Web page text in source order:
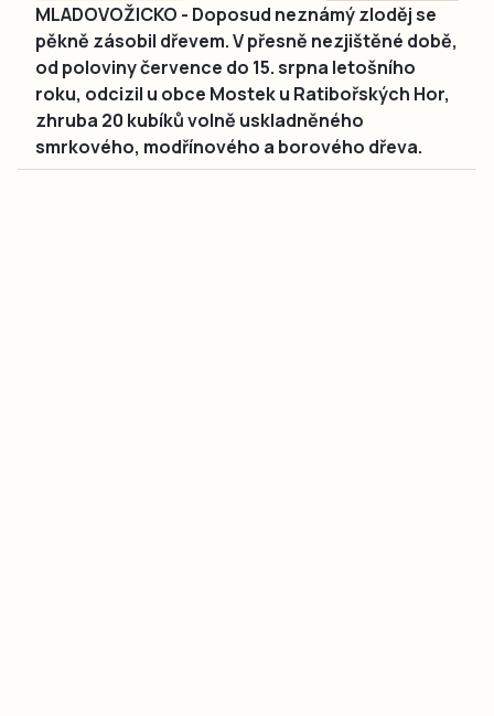
MLADOVOŽICKO - Doposud neznámý zloděj se
pěkně zásobil dřevem. V přesně nezjištěné době,
od poloviny července do 15. srpna letošního
roku, odcizil u obce Mostek u Ratibořských Hor,
zhruba 20 kubíků volně uskladněného
smrkového, modřínového a borového dřeva.